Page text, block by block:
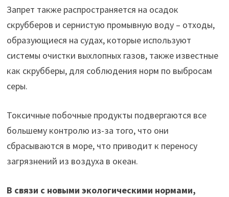
Запрет также распространяется на осадок
скрубберов и сернистую промывную воду – отходы,
образующиеся на судах, которые используют
системы очистки выхлопных газов, также известные
как скрубберы, для соблюдения норм по выбросам
серы.
Токсичные побочные продукты подвергаются все
большему контролю из-за того, что они
сбрасываются в море, что приводит к переносу
загрязнений из воздуха в океан.
В связи с новыми экологическими нормами,